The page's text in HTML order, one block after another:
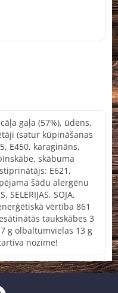
gaļa (57%), ūdens,
(satur kūpināšanas
E450, karagināns,
skābuma
E621,
šādu alergēnu
SELERIJAS, SOJA,
vērtība 861
taukskābes 3
g olbaltumvielas 13 g
nozīme!